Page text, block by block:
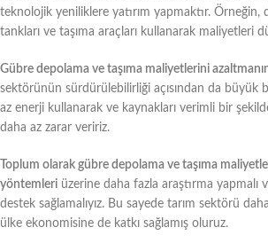
teknolojik yeniliklere yatırım yapmaktır. Örneğin,
tankları ve taşıma araçları kullanarak maliyetleri
Gübre depolama ve taşıma maliyetlerini
sektörünün sürdürülebilirliği açısından da büyük
az enerji kullanarak ve kaynakları verimli bir
daha az zarar veririz.
Toplum olarak gübre depolama ve taşıma
yöntemleri üzerine daha fazla araştırma
destek sağlamalıyız. Bu sayede tarım sektörü
ülke ekonomisine de katkı sağlamış oluruz.